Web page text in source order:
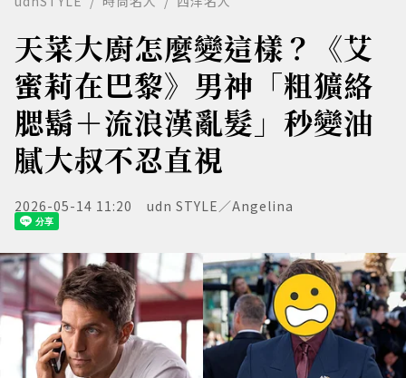
天菜大廚怎麼變這樣？《艾
蜜莉在巴黎》男神「粗獷絡
腮鬍＋流浪漢亂髮」秒變油
膩大叔不忍直視
2026-05-14 11:20 udn STYLE／Angelina